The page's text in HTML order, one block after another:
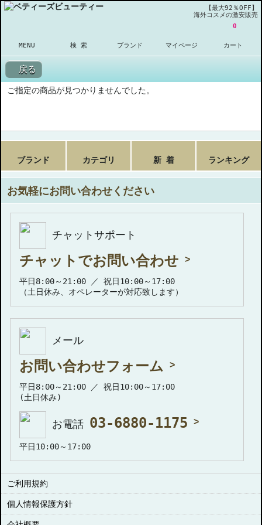
【最大92％OFF】
海外コスメの激安販売
MENU 検 索 ブランド マイページ
0
カート
戻る
ご指定の商品が見つかりませんでした。
ブランド カテゴリ 新 着 ランキング
お気軽にお問い合わせください
チャットサポート
チャットでお問い合わせ
平日8:00～21:00 ／ 祝日10:00～17:00
（土日休み、オペレーターが対応致します）
メール
お問い合わせフォーム
平日8:00～21:00 ／ 祝日10:00～17:00
(土日休み)
お電話 03-6880-1175
平日10:00～17:00
ご利用規約
個人情報保護方針